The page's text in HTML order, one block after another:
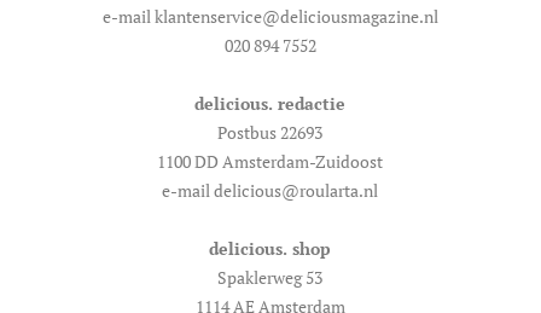
e-mail klantenservice@deliciousmagazine.nl
020 894 7552
delicious. redactie
Postbus 22693
1100 DD Amsterdam-Zuidoost
e-mail delicious@roularta.nl
delicious. shop
Spaklerweg 53
1114 AE Amsterdam